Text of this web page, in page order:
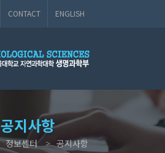
CONTACT ENGLISH
공지사항
정보센터 공지사항